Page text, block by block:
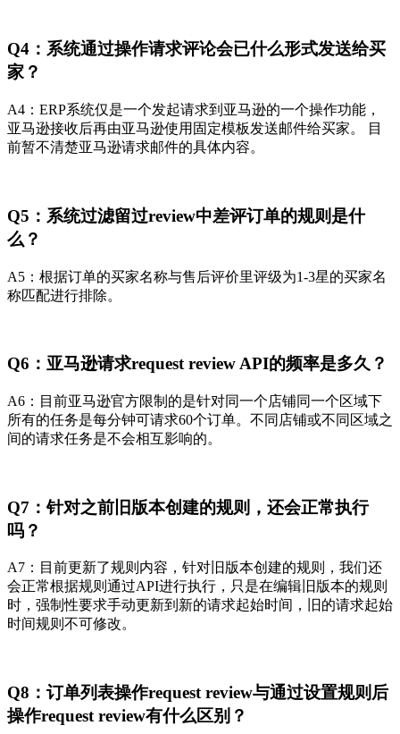
Q4：系统通过操作请求评论会已什么形式发送给买
家？
A4：ERP系统仅是一个发起请求到亚马逊的一个操作功能，
亚马逊接收后再由亚马逊使用固定模板发送邮件给买家。 目
前暂不清楚亚马逊请求邮件的具体内容。
Q5：系统过滤留过review中差评订单的规则是什
么？
A5：根据订单的买家名称与售后评价里评级为1-3星的买家名
称匹配进行排除。
Q6：亚马逊请求request review API的频率是多久？
A6：目前亚马逊官方限制的是针对同一个店铺同一个区域下
所有的任务是每分钟可请求60个订单。不同店铺或不同区域之
间的请求任务是不会相互影响的。
Q7：针对之前旧版本创建的规则，还会正常执行
吗？
A7：目前更新了规则内容，针对旧版本创建的规则，我们还
会正常根据规则通过API进行执行，只是在编辑旧版本的规则
时，强制性要求手动更新到新的请求起始时间，旧的请求起始
时间规则不可修改。
Q8：订单列表操作request review与通过设置规则后
操作request review有什么区别？